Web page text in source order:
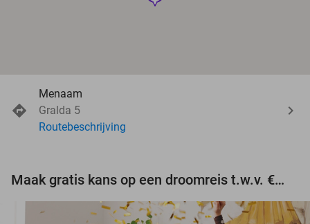
Menaam
Gralda 5
Routebeschrijving
Maak gratis kans op een droomreis t.w.v. €3.000!